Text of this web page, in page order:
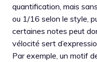
quantification, mais
ou 1/16 selon le style,
certaines notes peut
vélocité sert
Par exemple, un motif